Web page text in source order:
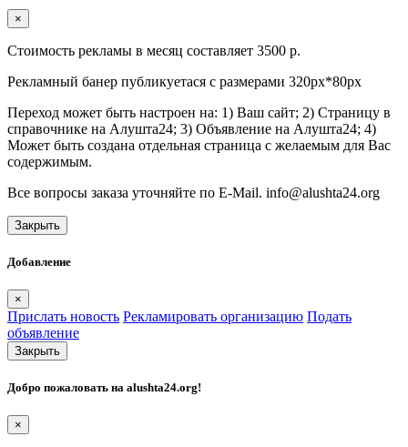
×
Стоимость рекламы в месяц составляет 3500 р.
Рекламный банер публикуетася с размерами 320px*80px
Переход может быть настроен на: 1) Ваш сайт; 2) Страницу в
справочнике на Алушта24; 3) Объявление на Алушта24; 4)
Может быть создана отдельная страница с желаемым для Вас
содержимым.
Все вопросы заказа уточняйте по E-Mail. info@alushta24.org
Закрыть
Добавление
×
Прислать новость Рекламировать организацию Подать
объявление
Закрыть
Добро пожаловать на alushta24.org!
×